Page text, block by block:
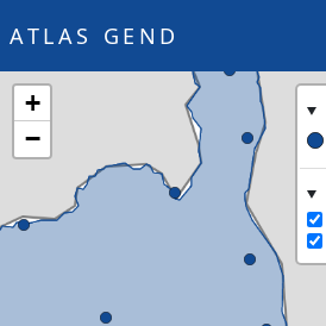
ATLAS GEND
+
−